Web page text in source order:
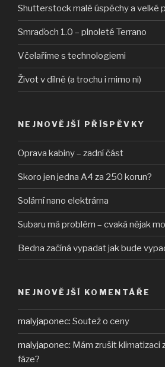
Shutterstock malé úspěchy a velké
Smraďoch 1.0 – plnoleté Terrano
Včelaříme s technologiemi
Život v dílně (a trochu i mimo ni)
NEJNOVĚJŠÍ PŘÍSPĚVKY
Oprava kabiny – zadní část
Skoro jen jedna A4 za 250 korun?
Solární nano elektrárna
Subaru má problém – cvaká nějak
Bedna začíná vypadat jak bude
NEJNOVĚJŠÍ KOMENTÁŘE
malyjaponec: Soutež o ceny
malyjaponec: Mám zrušit klimatizaci
fáze?